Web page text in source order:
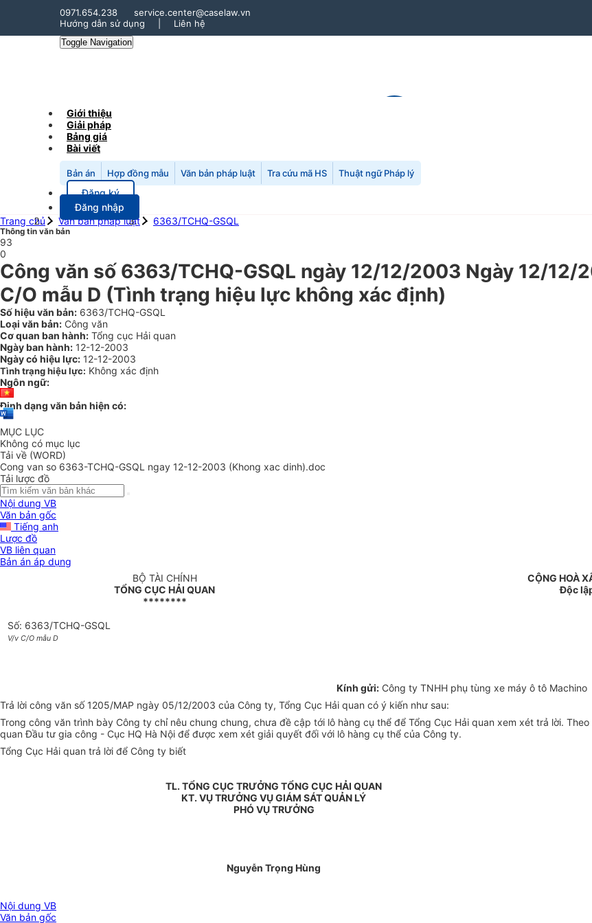
0971.654.238
service.center@caselaw.vn
Hướng dẫn sử dụng
Liên hệ
Toggle Navigation
Giới thiệu
Giải pháp
Bảng giá
Bài viết
Bản án Hợp đồng mẫu Văn bản pháp luật Tra cứu mã HS Thuật ngữ Pháp lý
Đăng ký
Đăng nhập
Trang chủ
Văn bản pháp luật 6363/TCHQ-GSQL
Thông tin văn bản
93
0
Công văn số 6363/TCHQ-GSQL ngày 12/12/2003 Ngày 12/12/
C/O mẫu D (Tình trạng hiệu lực không xác định)
Số hiệu văn bản: 6363/TCHQ-GSQL
Loại văn bản: Công văn
Cơ quan ban hành: Tổng cục Hải quan
Ngày ban hành: 12-12-2003
Ngày có hiệu lực: 12-12-2003
Tình trạng hiệu lực: Không xác định
Ngôn ngữ:
Định dạng văn bản hiện có:
MỤC LỤC
Không có mục lục
Tải về (WORD)
Cong van so 6363-TCHQ-GSQL ngay 12-12-2003 (Khong xac dinh).doc
Tải lược đồ
Nội dung VB
Văn bản gốc
Tiếng anh
Lược đồ
VB liên quan
Bản án áp dụng
BỘ TÀI CHÍNH
TỔNG CỤC HẢI QUAN
********
CỘNG HOÀ
Độc
Số: 6363/TCHQ-GSQL
V/v C/O mẫu D
Kính gửi:Công ty TNHH phụ tùng xe máy ô tô Machino
Trả lời công văn số 1205/MAP ngày 05/12/2003 của Công ty, Tổng Cục Hải quan có ý kiến như sau:
Trong công văn trình bày Công ty chỉ nêu chung chung, chưa đề cập tới lô hàng cụ thể để Tổng Cục Hải quan xem xét trả lời.
quan Đầu tư gia công - Cục HQ Hà Nội để được xem xét giải quyết đối với lô hàng cụ thể của Công ty.
Tổng Cục Hải quan trả lời để Công ty biết
TL. TỔNG CỤC TRƯỞNG TỔNG CỤC HẢI QUAN
KT. VỤ TRƯỞNG VỤ GIÁM SÁT QUẢN LÝ
PHÓ VỤ TRƯỞNG
Nguyễn Trọng Hùng
Nội dung VB
Văn bản gốc